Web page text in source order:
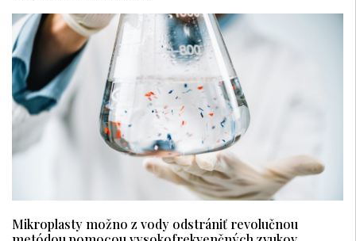
Mikroplasty možno z vody odstrániť revolučnou